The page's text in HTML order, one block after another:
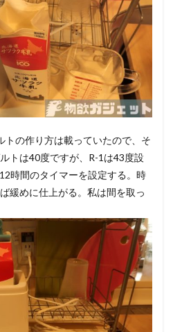
トの作り方は載っていたので、そ
トは40度ですが、R-1は43度設
時間のタイマーを設定する。時
緩めに仕上がる。私は間を取っ